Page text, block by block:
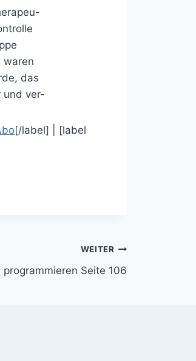
waren
das
und ver-
[/label] | [label
WEITER
Seite 106